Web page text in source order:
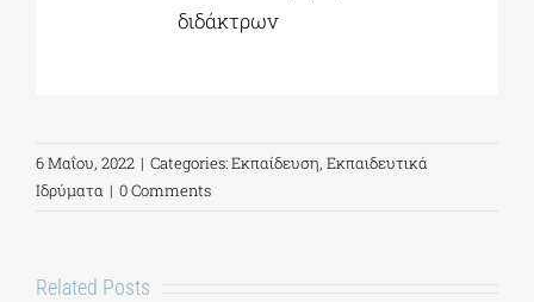
διδάκτρων
6 Μαΐου, 2022 | Categories:Εκπαίδευση, Εκπαιδευτικά
Ιδρύματα | 0 Comments
Related Posts